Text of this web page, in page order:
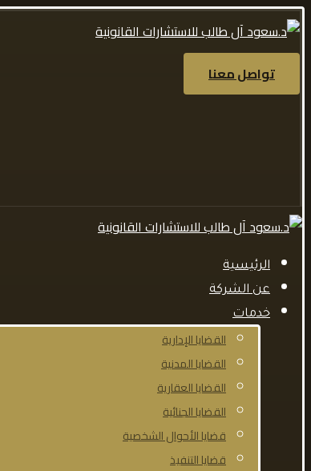
تواصل معنا
الرئيسية
عن الشركة
خدمات
القضايا الإدارية
القضايا المدنية
القضايا العقارية
القضايا الجنائية
قضايا الأحوال الشخصية
قضايا التنفيذ